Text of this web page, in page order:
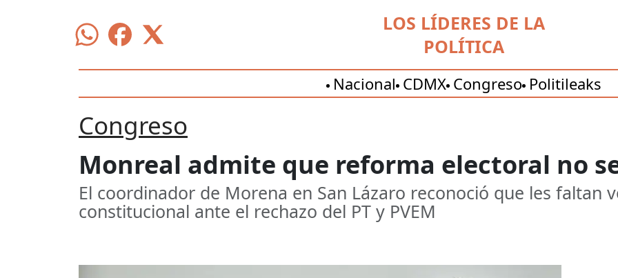
LOS LÍDERES DE LA
POLÍTICA
Nacional CDMX Congreso Politileaks
Congreso
Monreal admite que reforma electoral no
El coordinador de Morena en San Lázaro reconoció que les faltan
constitucional ante el rechazo del PT y PVEM